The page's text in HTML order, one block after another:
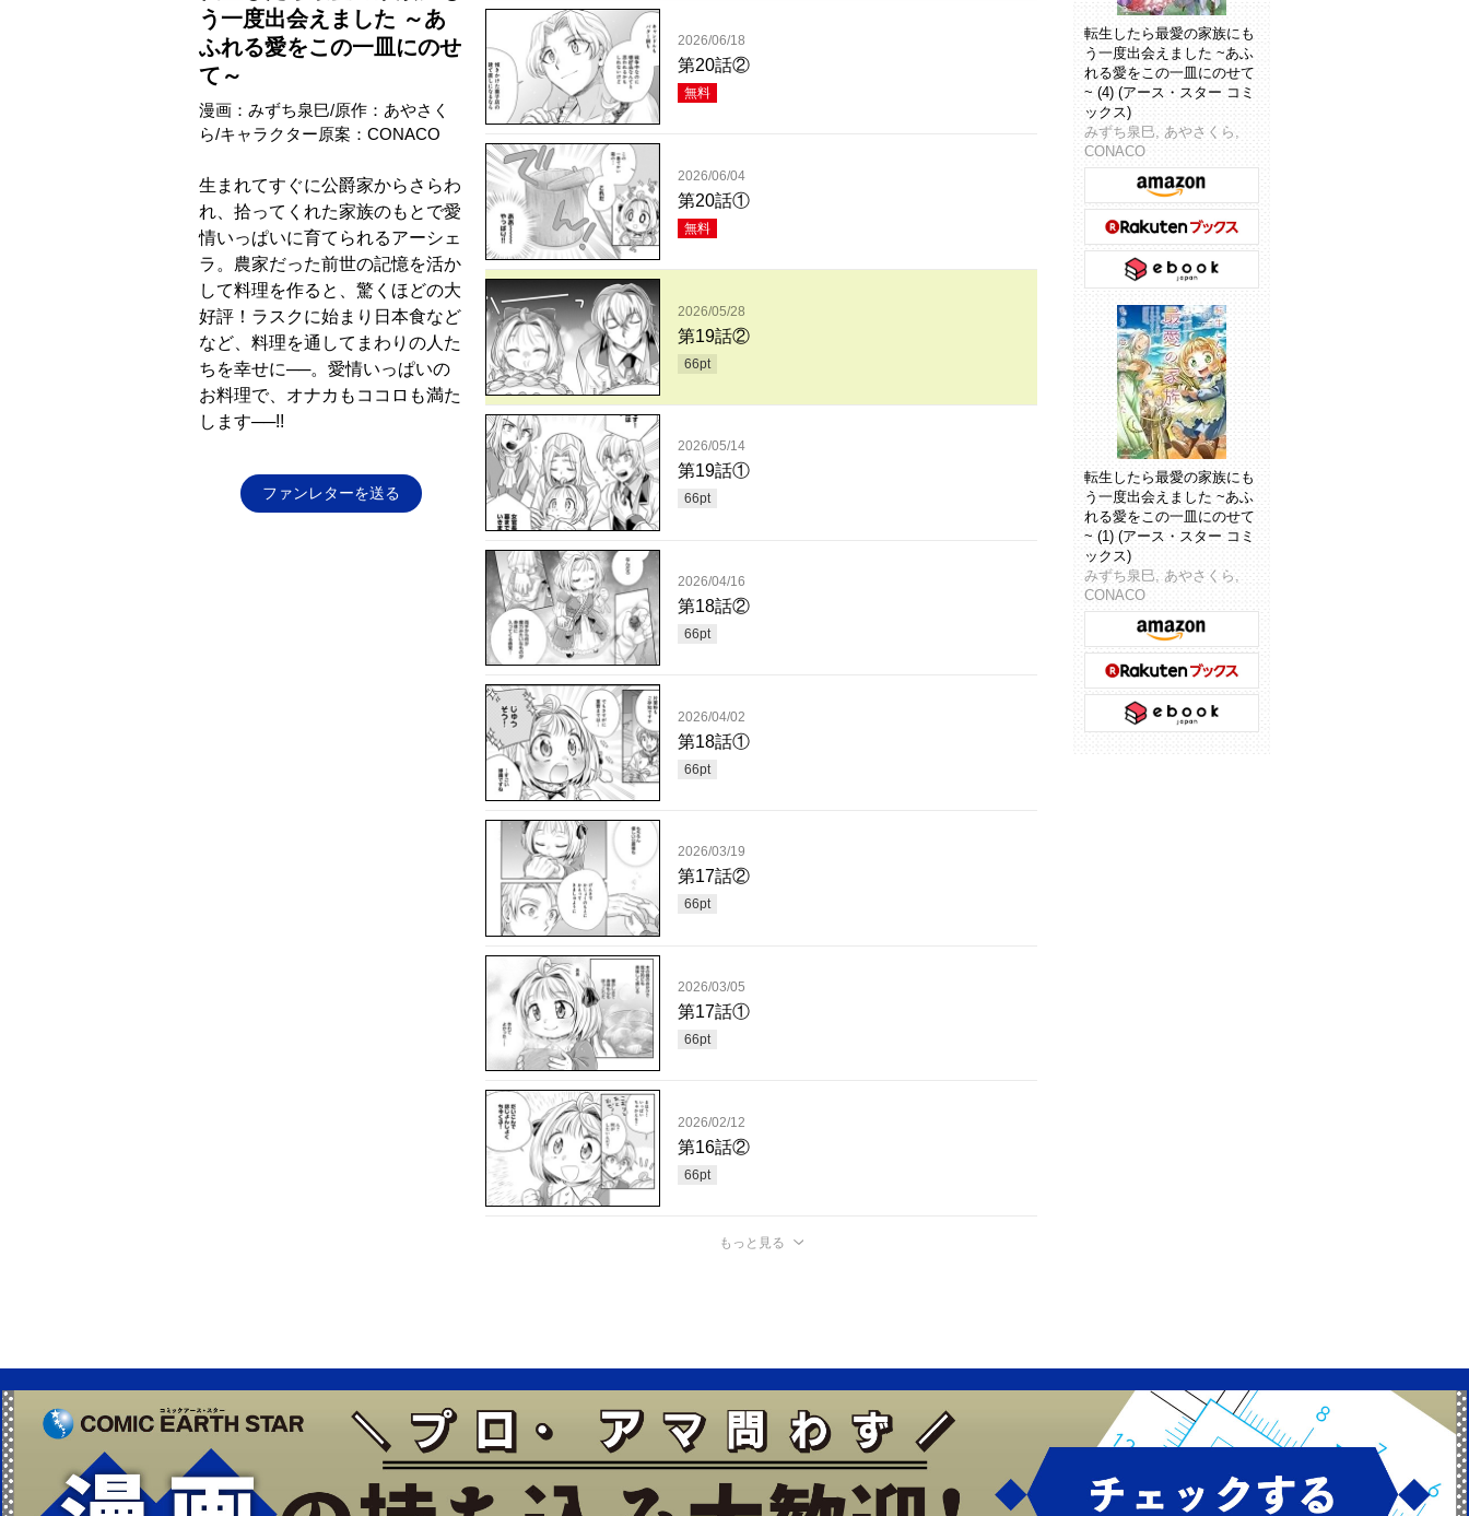
う一度出会えました ～あ
ふれる愛をこの一皿にのせ
て～
漫画：みずち泉巳/原作：あやさく
ら/キャラクター原案：CONACO
生まれてすぐに公爵家からさらわ
れ、拾ってくれた家族のもとで愛
情いっぱいに育てられるアーシェ
ラ。農家だった前世の記憶を活か
して料理を作ると、驚くほどの大
好評！ラスクに始まり日本食など
など、料理を通してまわりの人た
ちを幸せに──。愛情いっぱいの
お料理で、オナカもココロも満た
します──!!
ファンレターを送る
2026/06/18
第20話②
無料
2026/06/04
第20話①
無料
2026/05/28
第19話②
66pt
2026/05/14
第19話①
66pt
2026/04/16
第18話②
66pt
2026/04/02
第18話①
66pt
2026/03/19
第17話②
66pt
2026/03/05
第17話①
66pt
2026/02/12
第16話②
66pt
もっと見る
転生したら最愛の家族にも
う一度出会えました ~あふ
れる愛をこの一皿にのせて
~ (4) (アース・スター コミ
ックス)
みずち泉巳, あやさくら,
CONACO
転生したら最愛の家族にも
う一度出会えました ~あふ
れる愛をこの一皿にのせて
~ (1) (アース・スター コミ
ックス)
みずち泉巳, あやさくら,
CONACO